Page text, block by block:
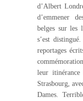
d’Albert
d’emmener
belges sur les
s’est
reportages
leur
Strasbourg,
Dames.